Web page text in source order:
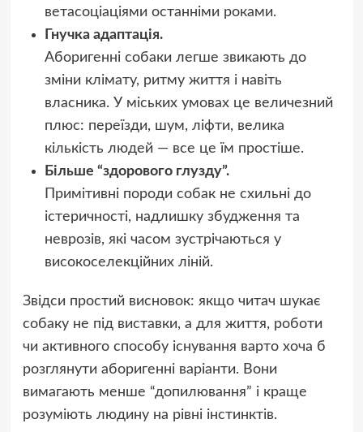
ветасоціаціями останніми роками.
Гнучка адаптація.
Аборигенні собаки легше звикають до
зміни клімату, ритму життя і навіть
власника. У міських умовах це величезний
плюс: переїзди, шум, ліфти, велика
кількість людей — все це їм простіше.
Більше “здорового глузду”.
Примітивні породи собак не схильні до
істеричності, надлишку збудження та
неврозів, які часом зустрічаються у
високоселекційних ліній.
Звідси простий висновок: якщо читач шукає
собаку не під виставки, а для життя, роботи
чи активного способу існування варто хоча б
розглянути аборигенні варіанти. Вони
вимагають менше “допилювання” і краще
розуміють людину на рівні інстинктів.